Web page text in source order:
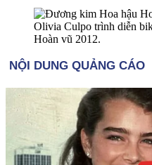
Olivia Culpo trình diễn
Hoàn vũ 2012.